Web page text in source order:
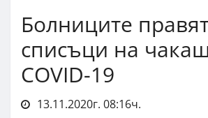
Болниците
списъци на
COVID-19
13.11.2020г. 08:16ч.